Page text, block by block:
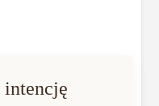
intencję